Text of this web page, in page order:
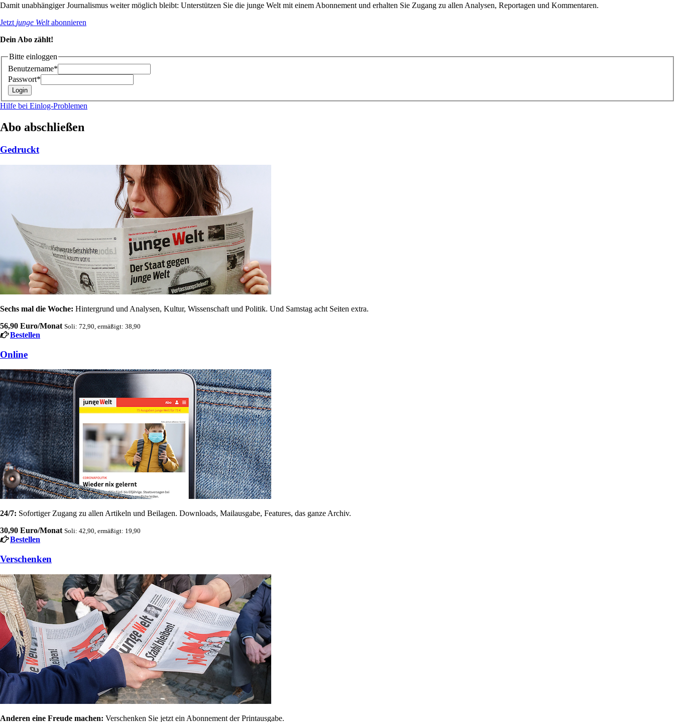
Damit unabhängiger Journalismus weiter möglich bleibt: Unterstützen Sie die junge Welt mit einem Abonnement und erhalten Sie Zugang zu allen Analysen, Reportagen und Kommentaren.
Jetzt junge Weltabonnieren
Dein Abo zählt!
Bitte einloggen
Benutzername*
Passwort*
Hilfe bei Einlog-Problemen
Abo abschließen
Gedruckt
Sechs mal die Woche: Hintergrund und Analysen, Kultur, Wissenschaft und Politik. Und Samstag acht Seiten extra.
56,90 Euro/Monat Soli: 72,90, ermäßigt: 38,90
Bestellen
Online
24/7: Sofortiger Zugang zu allen Artikeln und Beilagen. Downloads, Mailausgabe, Features, das ganze Archiv.
30,90 Euro/Monat Soli: 42,90, ermäßigt: 19,90
Bestellen
Verschenken
Anderen eine Freude machen: Verschenken Sie jetzt ein Abonnement der Printausgabe.